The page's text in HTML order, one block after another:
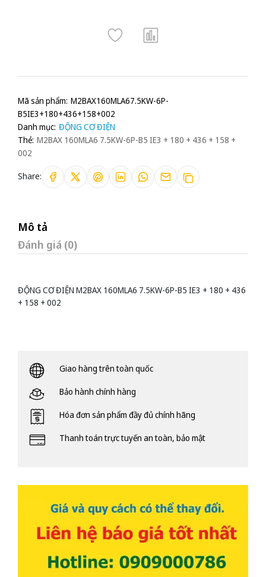
Mã sản phẩm: M2BAX160MLA67.5KW-6P-
B5IE3+180+436+158+002
Danh mục: ĐỘNG CƠ ĐIỆN
Thẻ: M2BAX 160MLA6 7.5KW-6P-B5 IE3 + 180 + 436 + 158 +
002
Share:
Mô tả
Đánh giá (0)
ĐỘNG CƠ ĐIỆN M2BAX 160MLA6 7.5KW-6P-B5 IE3 + 180 + 436
+ 158 + 002
Giao hàng trên toàn quốc
Bảo hành chính hàng
Hóa đơn sản phẩm đầy đủ chính hãng
Thanh toán trực tuyến an toàn, bảo mật